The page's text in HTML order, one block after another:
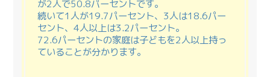
が2人で50.8パーセントです。
続いて1人が19.7パーセント、3人は18.6パー
セント、4人以上は3.2パーセント。
72.6パーセントの家庭は子どもを2人以上持っ
ていることが分かります。